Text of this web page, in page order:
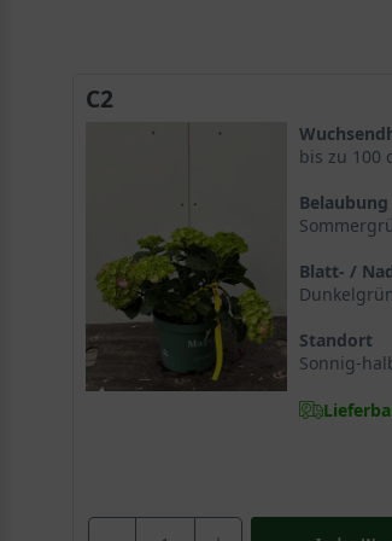
C2
bis zu 100
Belaubung
Blatt- /
Standort
Sonnig-